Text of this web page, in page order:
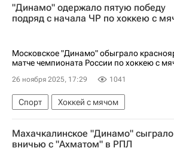
Сердер Сердеров
РПЛ 2026-2027 (Чемпионат России по
"Динамо" одержало пятую победу
подряд с начала ЧР по хоккею с
Московское "Динамо" обыграло
матче чемпионата России по хоккею с
26 ноября 2025, 17:29 1041
Спорт
Хоккей с мячом
Чемпионат России по хоккею с мячом
Махачкалинское "Динамо" сыграло
вничью с "Ахматом" в РПЛ